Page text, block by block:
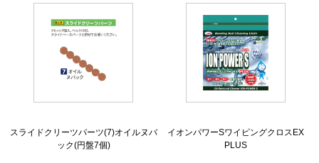
スライドクリーツパーツ(7)オイルヌバ
ック(円盤7個)
イオンパワーSワイピングクロスEX
PLUS